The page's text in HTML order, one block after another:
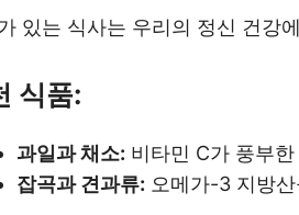
있는 식사는 우리의 정신 건강
식품:
과일과 채소: 비타민 C가 풍부한
잡곡과 견과류: 오메가-3 지방